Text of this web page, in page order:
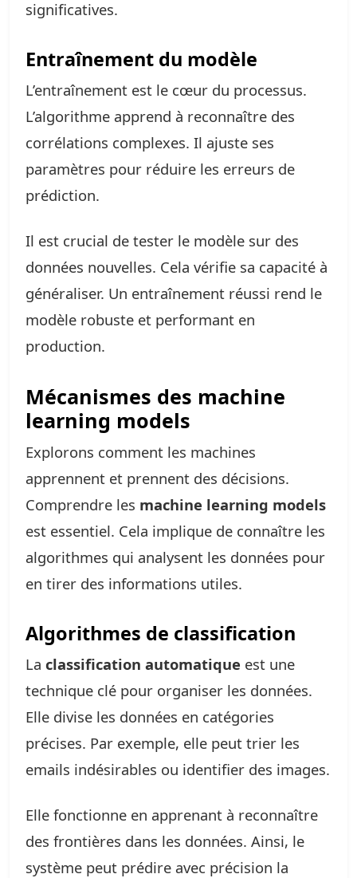
significatives.
Entraînement du modèle
L’entraînement est le cœur du processus.
L’algorithme apprend à reconnaître des
corrélations complexes. Il ajuste ses
paramètres pour réduire les erreurs de
prédiction.
Il est crucial de tester le modèle sur des
données nouvelles. Cela vérifie sa capacité à
généraliser. Un entraînement réussi rend le
modèle robuste et performant en
production.
Mécanismes des machine
learning models
Explorons comment les machines
apprennent et prennent des décisions.
Comprendre les machine learning models
est essentiel. Cela implique de connaître les
algorithmes qui analysent les données pour
en tirer des informations utiles.
Algorithmes de classification
La classification automatique est une
technique clé pour organiser les données.
Elle divise les données en catégories
précises. Par exemple, elle peut trier les
emails indésirables ou identifier des images.
Elle fonctionne en apprenant à reconnaître
des frontières dans les données. Ainsi, le
système peut prédire avec précision la